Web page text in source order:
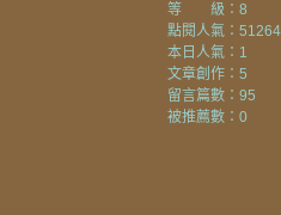
等 級：8
點閱人氣：51264
本日人氣：1
文章創作：5
留言篇數：95
被推薦數： 0